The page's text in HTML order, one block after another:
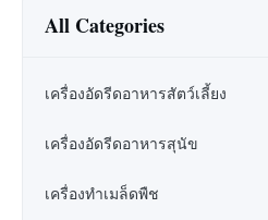
All Categories
เครื่องอัดรีดอาหารสัตว์เลี้ยง
เครื่องอัดรีดอาหารสุนัข
เครื่องทําเมล็ดพืช